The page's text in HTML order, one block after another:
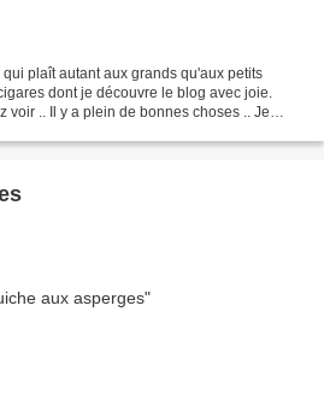
plaît autant aux grands qu'aux petits
dont je découvre le blog avec joie.
voir .. Il y a plein de bonnes choses .. Je